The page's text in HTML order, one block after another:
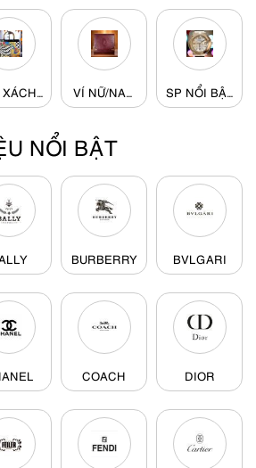
VÍ NỮ/NAM
(199)
SP NỔI BẬT
(3794)
NỔI BẬT
BURBERRY BVLGARI
COACH DIOR